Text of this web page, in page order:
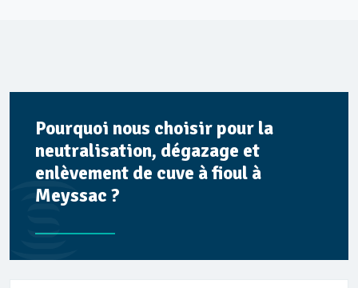
Pourquoi nous choisir pour la
neutralisation, dégazage et
enlèvement de cuve à fioul à
Meyssac ?